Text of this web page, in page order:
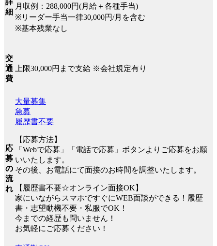
詳
細
月収例：288,000円(月給＋各種手当)
※リーダー手当一律30,000円/月を含む
※基本残業なし
交
通
費
上限30,000円まで支給 ※会社規定有り
応
募
の
流
れ
大量募集
急募
履歴書不要
【応募方法】
「Webで応募」「電話で応募」ボタンよりご応募をお願
いいたします。
その後、お電話にて面接のお時間を調整いたします。
【履歴書不要☆オンライン面接OK】
家にいながらスマホですぐにWEB面談ができる！履歴
書・志望動機不要・私服でOK！
今までの経歴も問いません！
お気軽にご応募ください！